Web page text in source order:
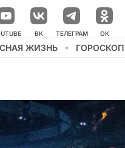
ВК ТЕЛЕГРАМ ОК
ЖИЗНЬ ГОРОСКОП